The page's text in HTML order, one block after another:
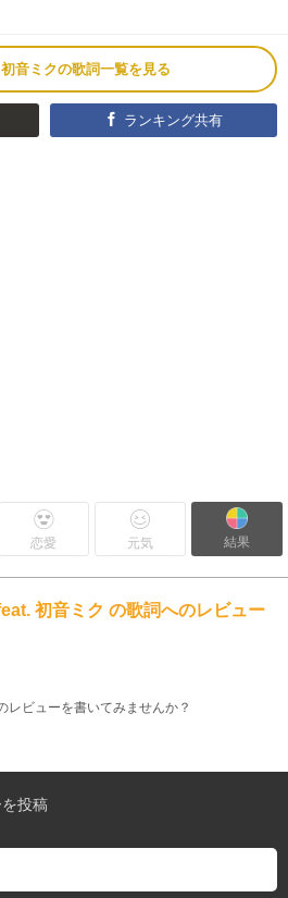
音ミクの歌詞一覧を見る
ランキング共有
恋愛 元気 結果
初音ミク の歌詞へのレビュー
レビューを書いてみませんか？
投稿